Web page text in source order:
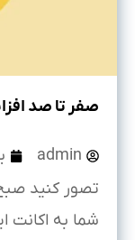
صفر تا صد
admin
تصور کنید
شما به اکانت